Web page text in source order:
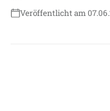
Veröffentlicht am